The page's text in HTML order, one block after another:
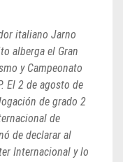
italiano Jarno
alberga el Gran
y Campeonato
El 2 de agosto de
de grado 2
de
de declarar al
Internacional y lo